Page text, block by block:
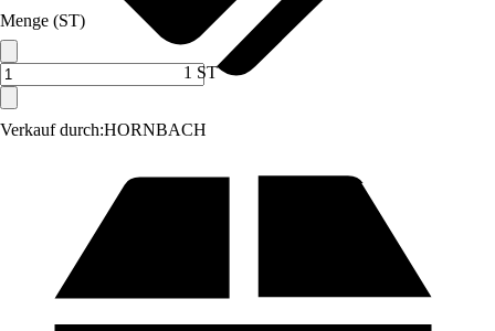
Verkauf durch:HORNBACH
Menge (ST)
1 ST